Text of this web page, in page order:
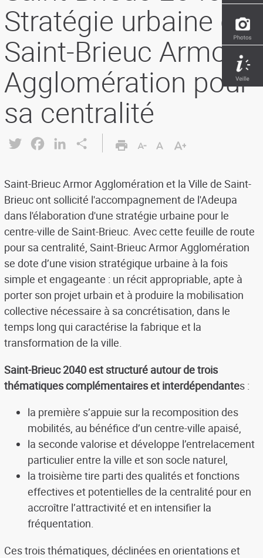
Stratégie urbaine de
Saint-Brieuc Armor
Agglomération pour
sa centralité
Twitter FacebookLinkedIn
Saint-Brieuc Armor Agglomération et la Ville de Saint-
Brieuc ont sollicité l'accompagnement de l'Adeupa
dans l'élaboration d'une stratégie urbaine pour le
centre-ville de Saint-Brieuc. Avec cette feuille de route
pour sa centralité, Saint-Brieuc Armor Agglomération
se dote d’une vision stratégique urbaine à la fois
simple et engageante : un récit appropriable, apte à
porter son projet urbain et à produire la mobilisation
collective nécessaire à sa concrétisation, dans le
temps long qui caractérise la fabrique et la
transformation de la ville.
Saint-Brieuc 2040 est structuré autour de trois
thématiques complémentaires et interdépendantes :
la première s’appuie sur la recomposition des
mobilités, au bénéfice d’un centre-ville apaisé,
la seconde valorise et développe l’entrelacement
particulier entre la ville et son socle naturel,
la troisième tire parti des qualités et fonctions
effectives et potentielles de la centralité pour en
accroître l’attractivité et en intensifier la
fréquentation.
Ces trois thématiques, déclinées en orientations et